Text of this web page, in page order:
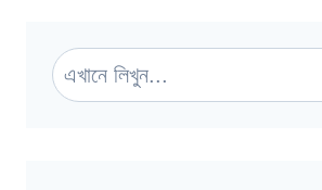
Search